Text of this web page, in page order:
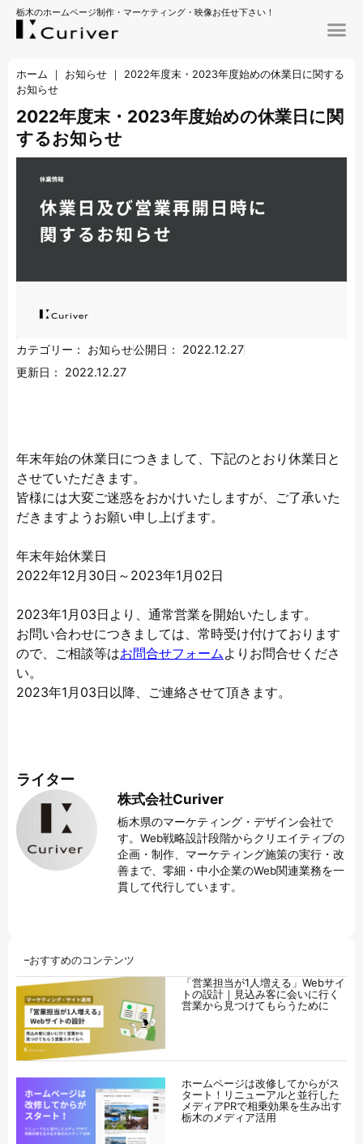
栃木のホームページ制作・マーケティング・映像お任せ下さい！
ホーム ｜ お知らせ ｜
2022年度末・2023年度始めの休業日に関する
お知らせ
2022年度末・2023年度始めの休業日に関
するお知らせ
カテゴリー： お知らせ公開日：
2022.12.27
更新日：
2022.12.27
年末年始の休業日につきまして、下記のとおり休業日と
させていただきます。
皆様には大変ご迷惑をおかけいたしますが、ご了承いた
だきますようお願い申し上げます。
年末年始休業日
2022年12月30日～2023年1月02日
2023年1月03日より、通常営業を開始いたします。
お問い合わせにつきましては、常時受け付けております
ので、ご相談等はお問合せフォーム よりお問合せくださ
い。
2023年1月03日以降、ご連絡させて頂きます。
ライター
株式会社Curiver
栃木県のマーケティング・デザイン会社で
す。Web戦略設計段階からクリエイティブの
企画・制作、マーケティング施策の実行・改
善まで、零細・中小企業のWeb関連業務を一
貫して代行しています。
おすすめのコンテンツ
「営業担当が1人増える」Webサイ
トの設計｜見込み客に会いに行く
営業から見つけてもらうために
ホームページは改修してからがス
タート！リニューアルと並行した
メディアPRで相乗効果を生み出す
栃木のメディア活用